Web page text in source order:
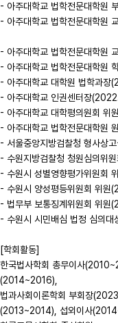
- 아주대학교 법학전문대학원
- 아주대학교 법학전문대학원
- 아주대학교 법학전문대학원
- 아주대학교 법학전문대학
- 아주대학교 대학원 법학과
- 아주대학교 인권센터장
- 아주대학교 대학평의원회
- 아주대학교 법학전문대학
- 서울중앙지방검찰청 형사상
- 수원지방검찰청 청원심의
- 수원시 성별영향평가위원
- 수원시 양성평등위원회 위
- 법무부 보통징계위원회 위
- 수원시 시민배심 법정 심의
[학회활동]
한국법사학회 총무이사
(2014~2016),
법과사회이론학회 부회장
(2013~2014), 섭외이사